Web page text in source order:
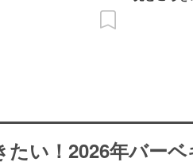
たい！2026年バー